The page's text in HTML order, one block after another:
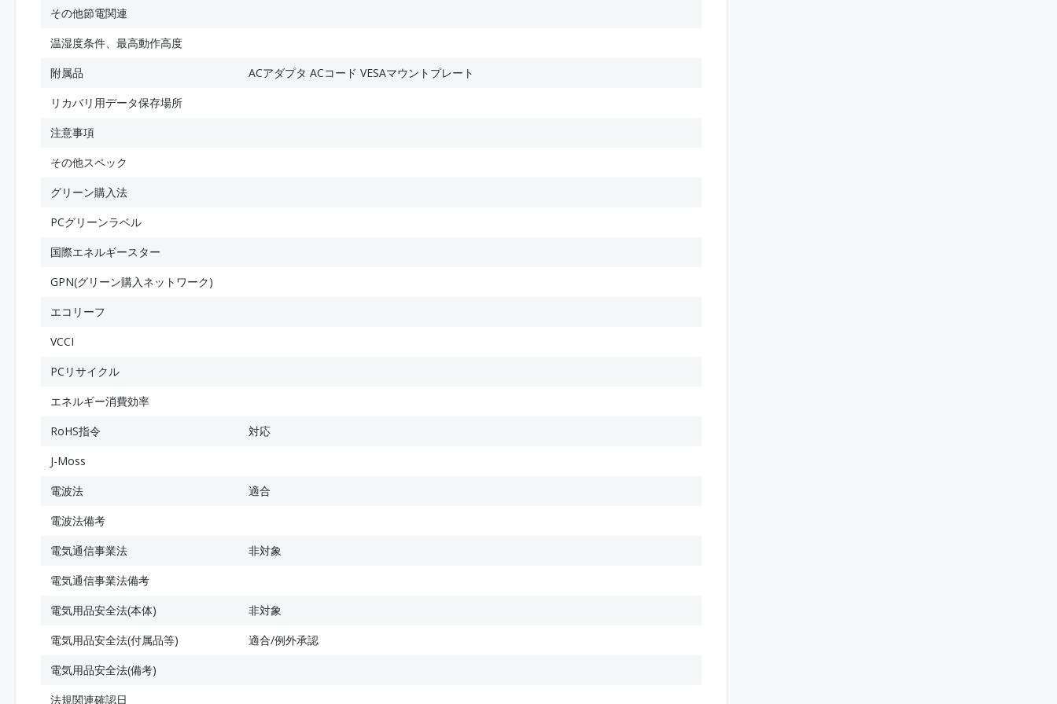
その他節電関連
温湿度条件、最高動作高度
附属品
ACアダプタ ACコード VESAマウントプレート
リカバリ用データ保存場所
注意事項
その他スペック
グリーン購入法
PCグリーンラベル
国際エネルギースター
GPN(グリーン購入ネットワーク)
エコリーフ
VCCI
PCリサイクル
エネルギー消費効率
RoHS指令
対応
J-Moss
電波法
適合
電波法備考
電気通信事業法
非対象
電気通信事業法備考
電気用品安全法(本体)
非対象
電気用品安全法(付属品等)
適合/例外承認
電気用品安全法(備考)
法規関連確認日